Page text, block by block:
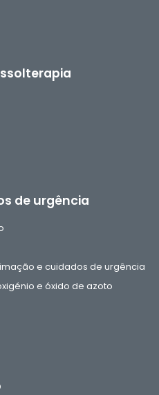
de urgência
e cuidados de urgência
e óxido de azoto